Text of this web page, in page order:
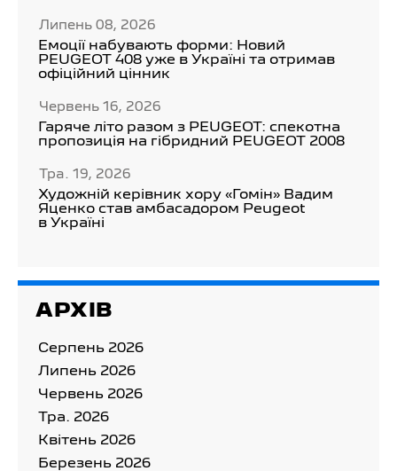
Липень 08, 2026
Емоції набувають форми: Новий
PEUGEOT 408 уже в Україні та отримав
офіційний цінник
Червень 16, 2026
Гаряче літо разом з PEUGEOT: спекотна
пропозиція на гібридний PEUGEOT 2008
Тра. 19, 2026
Художній керівник хору «Гомін» Вадим
Яценко став амбасадором Peugeot
в Україні
АРХІВ
Серпень 2026
Липень 2026
Червень 2026
Тра. 2026
Квітень 2026
Березень 2026